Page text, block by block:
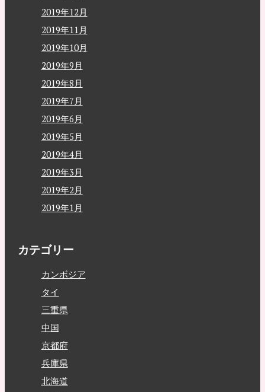
2019年12月
2019年11月
2019年10月
2019年9月
2019年8月
2019年7月
2019年6月
2019年5月
2019年4月
2019年3月
2019年2月
2019年1月
カテゴリー
カンボジア
タイ
三重県
中国
京都府
兵庫県
北海道